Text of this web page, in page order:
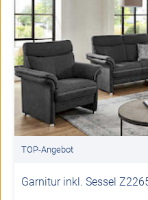
TOP-Angebot
Garnitur inkl. Sessel